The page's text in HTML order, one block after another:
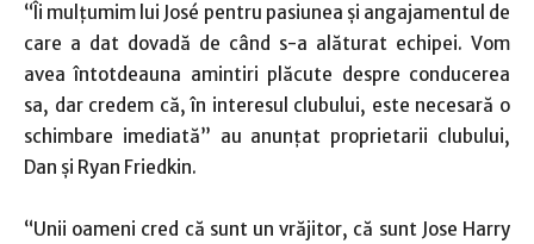
“Îi mulţumim lui José pentru pasiunea şi angajamentul de
care a dat dovadă de când s-a alăturat echipei. Vom
avea întotdeauna amintiri plăcute despre conducerea
sa, dar credem că, în interesul clubului, este necesară o
schimbare imediată” au anunţat proprietarii clubului,
Dan şi Ryan Friedkin.
“Unii oameni cred că sunt un vrăjitor, că sunt Jose Harry